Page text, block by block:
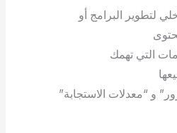
لتطوير البرامج أو
التي تهمك
و “معدلات الاستجابة”